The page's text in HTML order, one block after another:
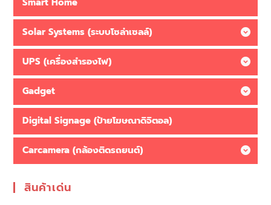
Smart Home
Solar Systems (ระบบโซล่าเซลล์)
UPS (เครื่องสำรองไฟ)
Gadget
Digital Signage (ป้ายโฆษณาดิจิตอล)
Carcamera (กล้องติดรถยนต์)
สินค้าเด่น